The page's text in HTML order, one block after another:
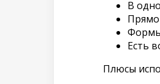
В
Прямо
Формы
Есть
Плюсы